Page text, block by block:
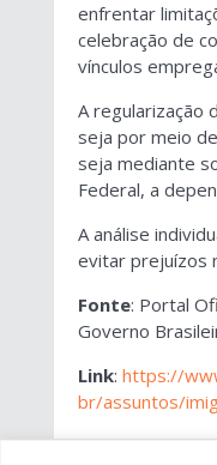
enfrentar
celebração de
vínculos
A regularização
seja por meio
seja mediante
Federal, a
A análise
evitar prejuízos
Fonte: Portal
Governo
Link: https://
br/assuntos/